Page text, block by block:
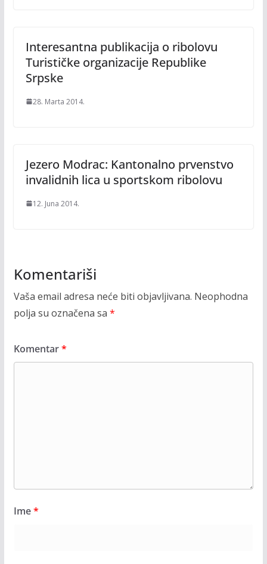
Interesantna publikacija o ribolovu
Turističke organizacije Republike
Srpske
28. Marta 2014.
Jezero Modrac: Kantonalno prvenstvo
invalidnih lica u sportskom ribolovu
12. Juna 2014.
Komentariši
Vaša email adresa neće biti objavljivana. Neophodna
polja su označena sa *
Komentar*
Ime*